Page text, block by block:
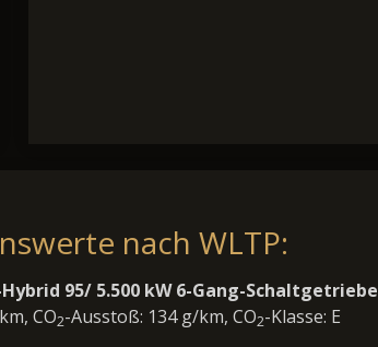
nach WLTP:
95/ 5.500 kW 6-Gang-Schaltgetriebe
CO2-Ausstoß: 134 g/km, CO2-Klasse: E